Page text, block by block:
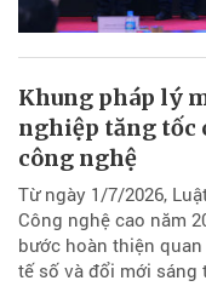
Khung pháp lý
nghiệp tăng tốc
công nghệ
Từ ngày 1/7/2026,
Công nghệ cao năm
bước hoàn thiện
tế số và đổi mới sáng